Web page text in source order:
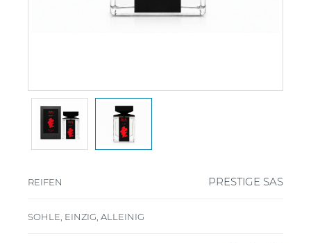
REIFEN PRESTIGE SAS
SOHLE, EINZIG, ALLEINIG